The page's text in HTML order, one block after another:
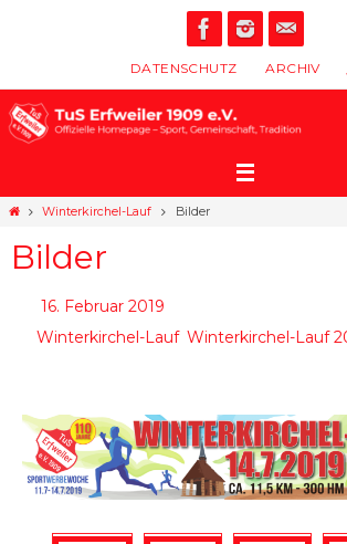
DATENSCHUTZ ARCHIV
Winterkirchel-Lauf Bilder
Bilder
16. Februar 2019
Winterkirchel-Lauf,Winterkirchel-Lauf